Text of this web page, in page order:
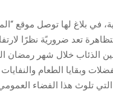
في بلاغ لها توصل موقع
تعد ضروريًة نظرًا
خلال شهر رمضان
وبقايا الطعام
تلوث هذا الفضاء